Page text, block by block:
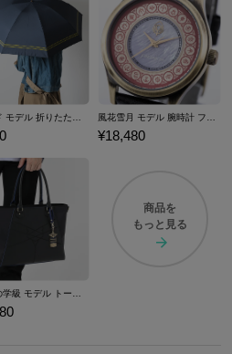
¥18,480
商品を
もっと見る